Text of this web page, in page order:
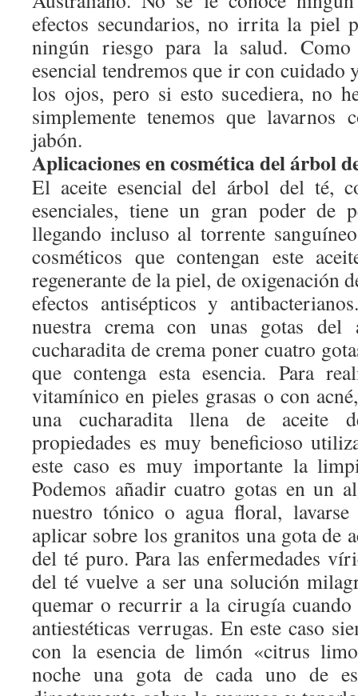
efectos secundarios, no irrita la piel
ningún riesgo para la salud.
esencial tendremos que ir con cuidado
los ojos, pero si esto sucediera, no
simplemente tenemos que lavarnos
jabón.
Aplicaciones en cosmética del árbol
El aceite esencial del árbol del té,
esenciales, tiene un gran poder de
llegando incluso al torrente
cosméticos que contengan este
regenerante de la piel, de oxigenación
efectos antisépticos y
nuestra crema con unas gotas
cucharadita de crema poner cuatro
que contenga esta esencia. Para
vitamínico en pieles grasas o con
una cucharadita llena de aceite
propiedades es muy beneficioso
este caso es muy importante la
Podemos añadir cuatro gotas en un
nuestro tónico o agua floral, lavarse
aplicar sobre los granitos una gota de
del té puro. Para las enfermedades
del té vuelve a ser una solución
quemar o recurrir a la cirugía
antiestéticas verrugas. En este caso
con la esencia de limón «citrus
noche una gota de cada uno de